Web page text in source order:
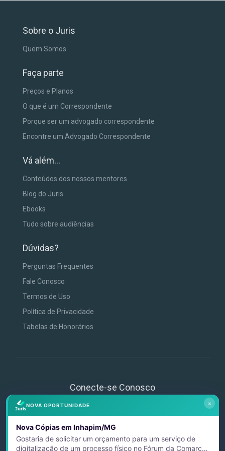
Sobre o Juris
Quem Somos
Faça parte
Preços e Planos
O que é um Correspondente
Porque ser um advogado correspondente
Encontre um Advogado Correspondente
Vá além...
Conteúdos dos nossos mentores
Blog do Juris
Ebooks
Tudo sobre audiências
Dúvidas?
Perguntas Frequentes
Fale Conosco
Termos de Uso
Política de Privacidade
Tabelas de Honorários
Conecte-se Conosco
×
NOVA OPORTUNIDADE
Nova Cópias em Inhapim/MG
Gostaria de solicitar um orçamento para um serviço de
digitalização de um processo físico no Fórum da Comarca